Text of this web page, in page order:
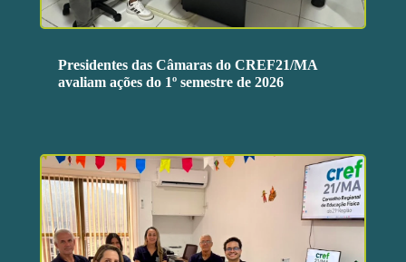
Presidentes das Câmaras do CREF21/MA
avaliam ações do 1º semestre de 2026